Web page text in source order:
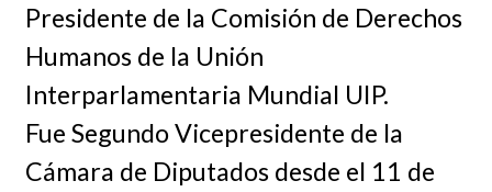
Presidente de la Comisión de Derechos
Humanos de la Unión
Interparlamentaria Mundial UIP.
Fue Segundo Vicepresidente de la
Cámara de Diputados desde el 11 de